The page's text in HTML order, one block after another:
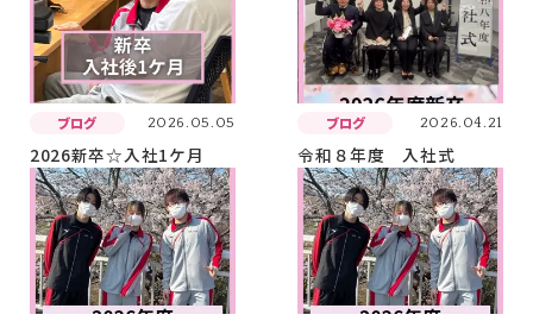
ブログ 2026.05.05
2026新卒☆入社1ケ月
ブログ 2026.04.21
令和８年度 入社式